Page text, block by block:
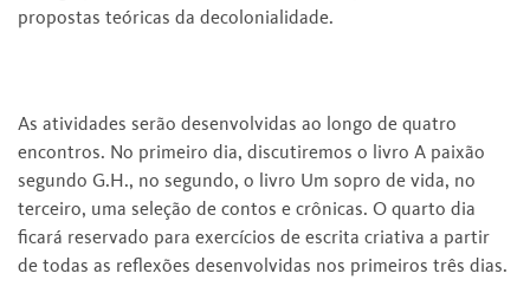
propostas teóricas da decolonialidade.
As atividades serão desenvolvidas ao longo de quatro
encontros. No primeiro dia, discutiremos o livro A paixão
segundo G.H., no segundo, o livro Um sopro de vida, no
terceiro, uma seleção de contos e crônicas. O quarto dia
ficará reservado para exercícios de escrita criativa a partir
de todas as reflexões desenvolvidas nos primeiros três dias.